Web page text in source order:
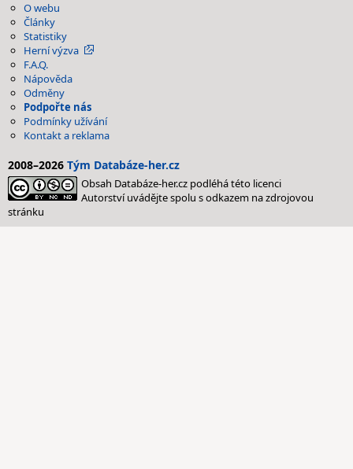
O webu
Články
Statistiky
Herní výzva
F.A.Q.
Nápověda
Odměny
Podpořte nás
Podmínky užívání
Kontakt a reklama
2008–2026 Tým Databáze-her.cz
Obsah Databáze-her.cz podléhá této licenci
Autorství uvádějte spolu s odkazem na zdrojovou
stránku